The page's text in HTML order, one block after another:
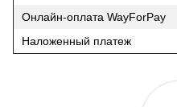
Онлайн-оплата WayForPay
Наложенный платеж